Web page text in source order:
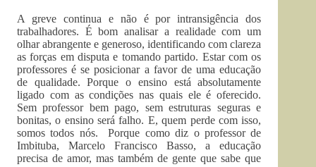
A greve continua e não é por intransigência dos
trabalhadores. É bom analisar a realidade com um
olhar abrangente e generoso, identificando com clareza
as forças em disputa e tomando partido. Estar com os
professores é se posicionar a favor de uma educação
de qualidade. Porque o ensino está absolutamente
ligado com as condições nas quais ele é oferecido.
Sem professor bem pago, sem estruturas seguras e
bonitas, o ensino será falho. E, quem perde com isso,
somos todos nós. Porque como diz o professor de
Imbituba, Marcelo Francisco Basso, a educação
precisa de amor, mas também de gente que sabe que